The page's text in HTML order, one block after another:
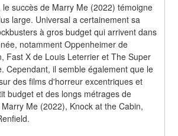
le succès de Marry Me (2022) témoigne
large. Universal a certainement sa
à gros budget qui arrivent dans
notamment Oppenheimer de
Fast X de Louis Leterrier et The Super
Cependant, il semble également que le
des films d'horreur excentriques et
budget et des longs métrages de
Me (2022), Knock at the Cabin,